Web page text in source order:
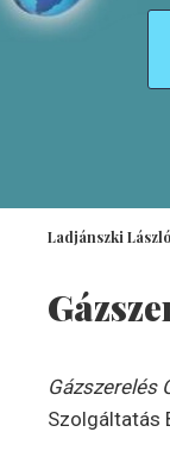
Ladjánszki László
Gázszerelés
Szolgáltatás